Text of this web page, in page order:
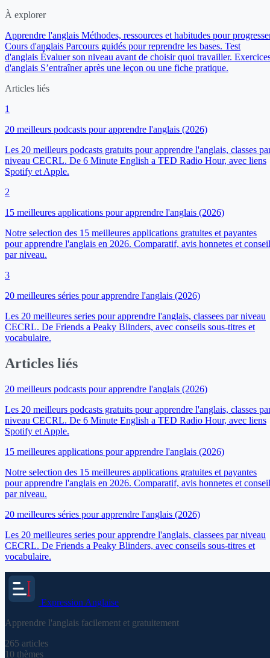
À explorer
Apprendre l'anglais Méthodes, ressources et habitudes pour
Cours d'anglais Parcours guidés pour reprendre les bases. Test
d'anglais Évaluer son niveau avant de choisir quoi travailler.
d'anglais S’entraîner après une leçon ou une fiche pratique.
Articles liés
1
20 meilleurs podcasts pour apprendre l'anglais (2026)
Les 20 meilleurs podcasts gratuits pour apprendre l'anglais, classes
niveau CECRL. De 6 Minute English a TED Radio Hour, avec liens
Spotify et Apple.
2
15 meilleures applications pour apprendre l'anglais (2026)
Notre selection des 15 meilleures applications gratuites et payantes
pour apprendre l'anglais en 2026. Comparatif, avis honnetes et
par niveau.
3
20 meilleures séries pour apprendre l'anglais (2026)
Les 20 meilleures series pour apprendre l'anglais, classees par niveau
CECRL. De Friends a Peaky Blinders, avec conseils sous-titres et
vocabulaire.
Articles liés
20 meilleurs podcasts pour apprendre l'anglais (2026)
Les 20 meilleurs podcasts gratuits pour apprendre l'anglais, classes
niveau CECRL. De 6 Minute English a TED Radio Hour, avec liens
Spotify et Apple.
15 meilleures applications pour apprendre l'anglais (2026)
Notre selection des 15 meilleures applications gratuites et payantes
pour apprendre l'anglais en 2026. Comparatif, avis honnetes et
par niveau.
20 meilleures séries pour apprendre l'anglais (2026)
Les 20 meilleures series pour apprendre l'anglais, classees par niveau
CECRL. De Friends a Peaky Blinders, avec conseils sous-titres et
vocabulaire.
Expression Anglaise
Apprendre l'anglais facilement et gratuitement
265 articles
10 thèmes